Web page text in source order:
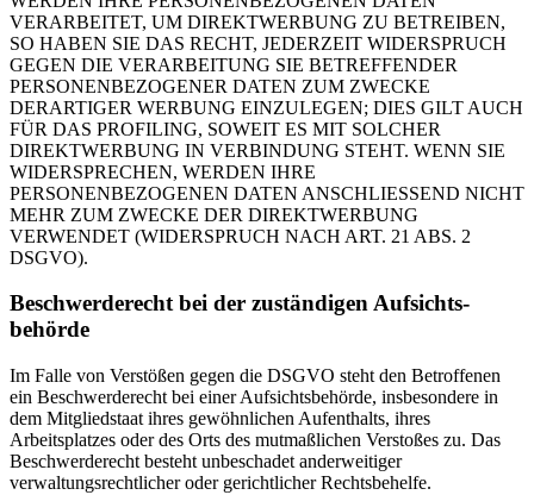
VERARBEITET, UM DIREKTWERBUNG ZU BETREIBEN,
SO HABEN SIE DAS RECHT, JEDERZEIT WIDERSPRUCH
GEGEN DIE VERARBEITUNG SIE BETREFFENDER
PERSONENBEZOGENER DATEN ZUM ZWECKE
DERARTIGER WERBUNG EINZULEGEN; DIES GILT AUCH
FÜR DAS PROFILING, SOWEIT ES MIT SOLCHER
DIREKTWERBUNG IN VERBINDUNG STEHT. WENN SIE
WIDERSPRECHEN, WERDEN IHRE
PERSONENBEZOGENEN DATEN ANSCHLIESSEND NICHT
MEHR ZUM ZWECKE DER DIREKTWERBUNG
VERWENDET (WIDERSPRUCH NACH ART. 21 ABS. 2
DSGVO).
Beschwerde­recht bei der zuständigen Aufsichts­
behörde
Im Falle von Verstößen gegen die DSGVO steht den Betroffenen
ein Beschwerderecht bei einer Aufsichtsbehörde, insbesondere in
dem Mitgliedstaat ihres gewöhnlichen Aufenthalts, ihres
Arbeitsplatzes oder des Orts des mutmaßlichen Verstoßes zu. Das
Beschwerderecht besteht unbeschadet anderweitiger
verwaltungsrechtlicher oder gerichtlicher Rechtsbehelfe.